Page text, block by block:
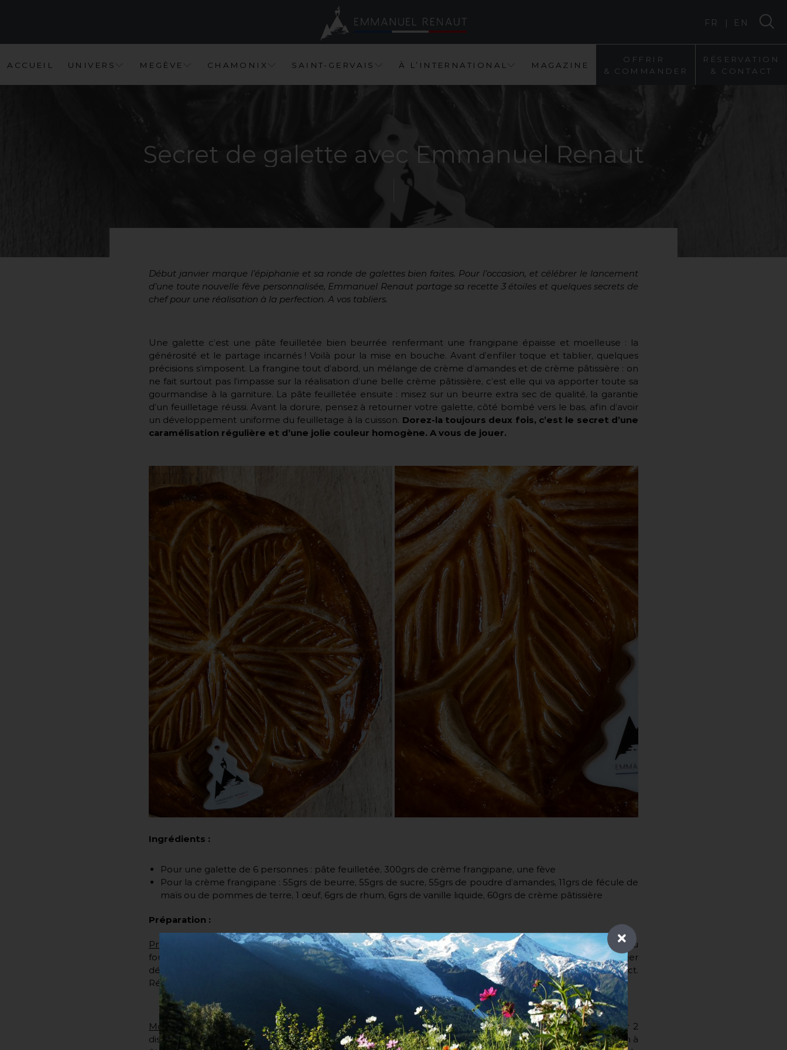
A C C U E I L U N IV E R S M E G È V E C H A M O N I X S A I N T- G E RV A I S À L ’ I N T E R N A T I O N A L M A G A Z I N E
O F F R I R
&
C O M M A N D E R
R É S E RV A T I O N
&
C O NT A CT
FR | EN
Secret de galette avec Emmanuel Renaut
Début janvier marque l’épiphanie et sa ronde de galettes bien faites. Pour l’occasion, et célébrer le lancement
d’une toute nouvelle fève personnalisée, Emmanuel Renaut partage sa recette 3 étoiles et quelques secrets de
chef pour une réalisation à la perfection. A vos tabliers.
Une galette c’est une pâte feuilletée bien beurrée renfermant une frangipane épaisse et moelleuse : la
générosité et le partage incarnés ! Voilà pour la mise en bouche. Avant d’enfiler toque et tablier, quelques
précisions s’imposent. La frangine tout d’abord, un mélange de crème d’amandes et de crème pâtissière : on
ne fait surtout pas l’impasse sur la réalisation d’une belle crème pâtissière, c’est elle qui va apporter toute sa
gourmandise à la garniture. La pâte feuilletée ensuite : misez sur un beurre extra sec de qualité, la garantie
d’un feuilletage réussi. Avant la dorure, pensez à retourner votre galette, côté bombé vers le bas, afin d’avoir
un développement uniforme du feuilletage à la cuisson. Dorez-la toujours deux fois, c’est le secret d’une
caramélisation régulière et d’une jolie couleur homogène. A vous de jouer.
Ingrédients :
Pour une galette de 6 personnes : pâte feuilletée, 300grs de crème frangipane, une fève
Pour la crème frangipane : 55grs de beurre, 55grs de sucre, 55grs de poudre d’amandes, 11grs de fécule de
maïs ou de pommes de terre, 1 œuf, 6grs de rhum, 6grs de vanille liquide, 60grs de crème pâtissière
Préparation :
Préparation de la crème frangipane: mettre le beurre en pommade puis y incorporer le sucre. Mélanger au
fouet. Ajouter la poudre d’amandes ainsi que la fécule. Fouetter 2 minutes. Verser les liquides. Mélanger
délicatement. Lisser la crème pâtissière et l’inclure à l’appareil. Mélanger au fouet. Filmer au contact.
Réserver au réfrigérateur.
Montage de la galette
: étaler la pâte feuilletée afin d’obtenir une épaisseur entre 2 et 2,3mm. Détailler 2
disques de 22cm de diamètre. Sur le 1er disque, marquer un cercle de 17cm de diamètre en faisant attention à